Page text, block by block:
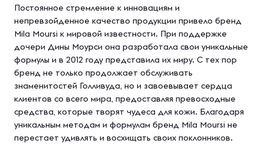
Постоянное стремление к инновациям и
непревзойденное качество продукции привело бренд
Mila Moursi к мировой известности. При поддержке
дочери Дины Моурси она разработала свои уникальные
формулы и в 2012 году представила их миру. С тех пор
бренд не только продолжает обслуживать
знаменитостей Голливуда, но и завоевывает сердца
клиентов со всего мира, предоставляя превосходные
средства, которые творят чудеса для кожи. Благодаря
уникальным методам и формулам бренд Mila Moursi не
перестает удивлять и восхищать своих поклонников.